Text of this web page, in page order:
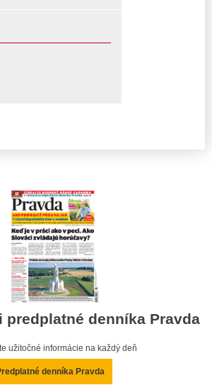
predplatné denníka Pravda
užitočné informácie na každý deň
denníka Pravda